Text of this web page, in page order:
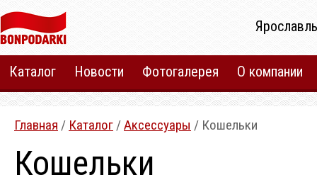
Каталог Новости Фотогалерея О компании
Главная / Каталог /Аксесcуары / Кошельки
Кошельки